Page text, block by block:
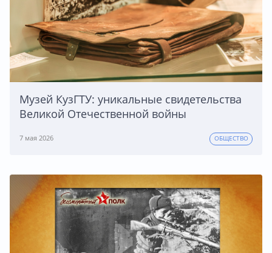
Музей КузГТУ: уникальные свидетельства
Великой Отечественной войны
7 мая 2026 ОБЩЕСТВО